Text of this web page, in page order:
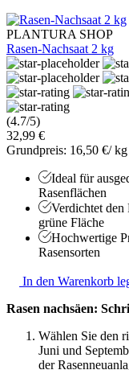
PLANTURA SHOP
Rasen-Nachsaat 2 kg
(4.7/5)
32,99 €
Grundpreis: 16,50 €/ kg
Ideal für
Rasenflächen
Verdichtet den
grüne Fläche
Hochwertige
Rasensorten
In den Warenkorb
Rasen nachsäen:
Wählen Sie den
Juni und
der